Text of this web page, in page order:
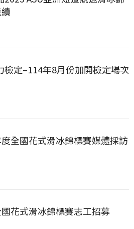
檢定–114年8月份加開檢定場次
度全國花式滑冰錦標賽媒體採訪
國花式滑冰錦標賽志工招募